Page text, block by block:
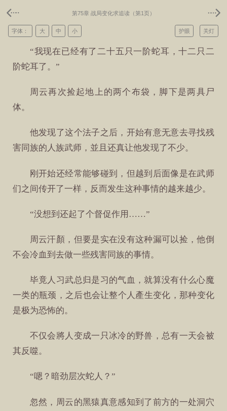
第75章 战局变化求追读（第1页）
关灯
护眼
字体： 大 中 小
“我现在已经有了二十五只一阶蛇耳，十二只二
阶蛇耳了。”
周云再次捡起地上的两个布袋，脚下是两具尸
体。
他发现了这个法子之后，开始有意无意去寻找残
害同族的人族武师，並且还真让他发现了不少。
刚开始还经常能够碰到，但越到后面像是在武师
们之间传开了一样，反而发生这种事情的越来越少。
“没想到还起了个督促作用……”
周云汗顏，但要是实在没有这种漏可以捡，他倒
不会冷血到去做一些残害同族的事情。
毕竟人习武总归是习的气血，就算没有什么心魔
一类的瓶颈，之后也会让整个人產生变化，那种变化
是极为恐怖的。
不仅会將人变成一只冰冷的野兽，总有一天会被
其反噬。
“嗯？暗劲层次蛇人？”
忽然，周云的黑猿真意感知到了前方的一处洞穴